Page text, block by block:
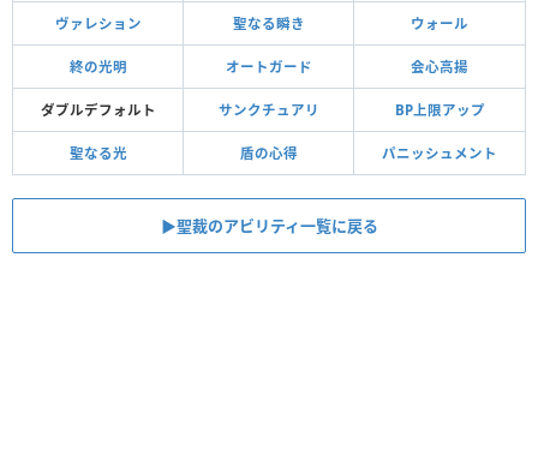
ヴァレション 聖なる瞬き ウォール
終の光明 オートガード 会心高揚
ダブルデフォルト サンクチュアリ BP上限アップ
聖なる光 盾の心得 パニッシュメント
▶︎聖裁のアビリティ一覧に戻る